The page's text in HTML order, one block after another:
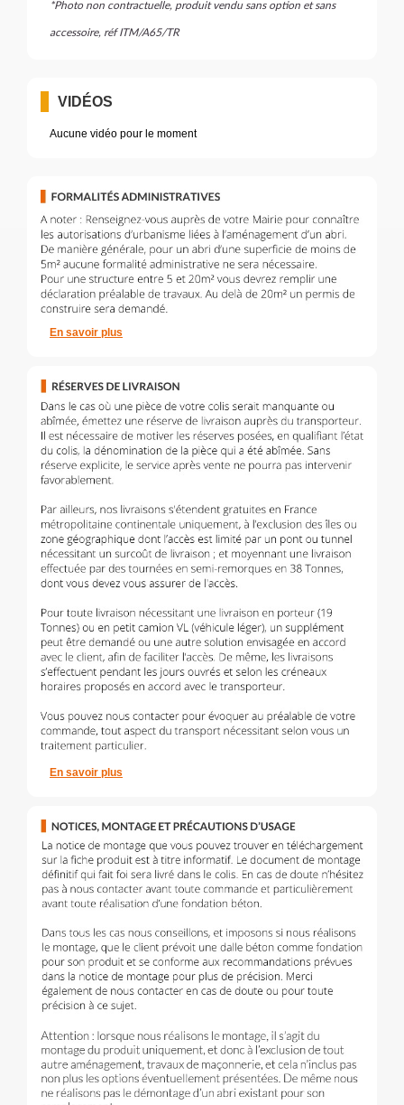
*Photo non contractuelle, produit vendu sans option et sans
accessoire, réf ITM/A65/TR
VIDÉOS
Aucune vidéo pour le moment
En savoir plus
En savoir plus